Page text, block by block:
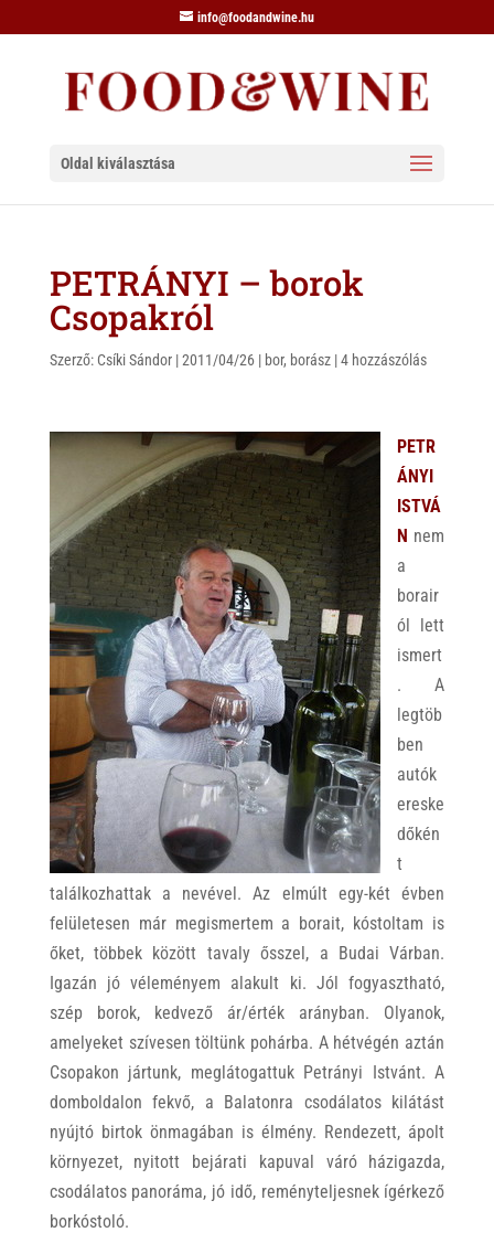
info@foodandwine.hu
Oldal kiválasztása
PETRÁNYI – borok
Csopakról
Szerző: Csíki Sándor|2011/04/26| bor, borász|4 hozzászólás
PETR
ÁNYI
ISTVÁ
N nem
a
borair
ól lett
ismert
. A
legtöb
ben
autók
ereske
dőkén
t
találkozhattak a nevével. Az elmúlt egy-két évben
felületesen már megismertem a borait, kóstoltam is
őket, többek között tavaly ősszel, a Budai Várban.
Igazán jó véleményem alakult ki. Jól fogyasztható,
szép borok, kedvező ár/érték arányban. Olyanok,
amelyeket szívesen töltünk pohárba. A hétvégén aztán
Csopakon jártunk, meglátogattuk Petrányi Istvánt. A
domboldalon fekvő, a Balatonra csodálatos kilátást
nyújtó birtok önmagában is élmény. Rendezett, ápolt
környezet, nyitott bejárati kapuval váró házigazda,
csodálatos panoráma, jó idő, reményteljesnek ígérkező
borkóstoló.